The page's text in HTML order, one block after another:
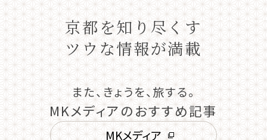
京都を知り尽くす
ツウな情報が満載
また、きょうを、旅する。
MKメディアのおすすめ記事
MKメディア